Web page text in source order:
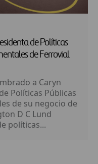
de Políticas
de Ferrovial
a Caryn
Políticas Públicas
de su negocio de
D C Lund
políticas...